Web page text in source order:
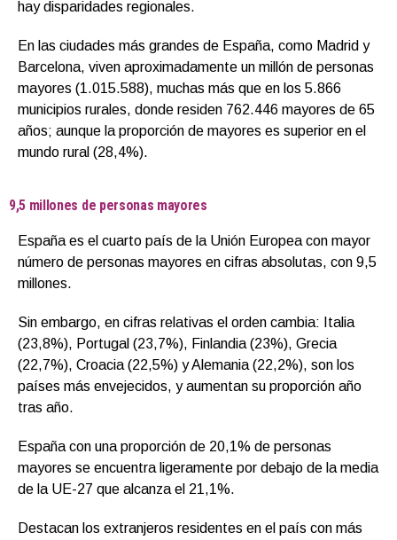
hay disparidades regionales.
En las ciudades más grandes de España, como Madrid y
Barcelona, viven aproximadamente un millón de personas
mayores (1.015.588), muchas más que en los 5.866
municipios rurales, donde residen 762.446 mayores de 65
años; aunque la proporción de mayores es superior en el
mundo rural (28,4%).
9,5 millones de personas mayores
España es el cuarto país de la Unión Europea con mayor
número de personas mayores en cifras absolutas, con 9,5
millones.
Sin embargo, en cifras relativas el orden cambia: Italia
(23,8%), Portugal (23,7%), Finlandia (23%), Grecia
(22,7%), Croacia (22,5%) y Alemania (22,2%), son los
países más envejecidos, y aumentan su proporción año
tras año.
España con una proporción de 20,1% de personas
mayores se encuentra ligeramente por debajo de la media
de la UE-27 que alcanza el 21,1%.
Destacan los extranjeros residentes en el país con más